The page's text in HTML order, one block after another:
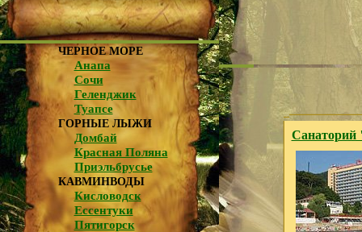
ЧЕРНОЕ МОРЕ
Анапа
Сочи
Геленджик
Туапсе
ГОРНЫЕ ЛЫЖИ
Домбай
Красная Поляна
Приэльбрусье
КАВМИНВОДЫ
Кисловодск
Ессентуки
Пятигорск
Санаторий